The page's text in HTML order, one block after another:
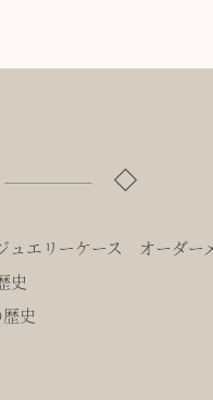
ュエリーケース オーダー
史
史